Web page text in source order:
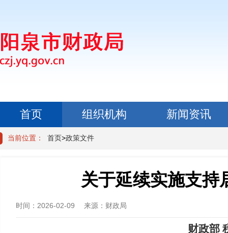
首页 组织机构
新闻资讯
政民互动
当前位置： 首页>政策文件
关于延续实施支持
时间： 2026-02-09 来源： 财政局
财政部